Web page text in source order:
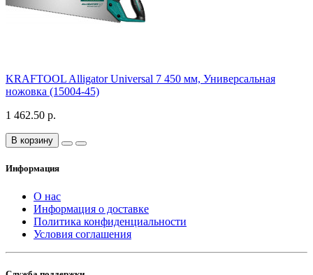
KRAFTOOL Alligator Universal 7 450 мм, Универсальная
ножовка (15004-45)
1 462.50 р.
В корзину
Информация
О нас
Информация о доставке
Политика конфиденциальности
Условия соглашения